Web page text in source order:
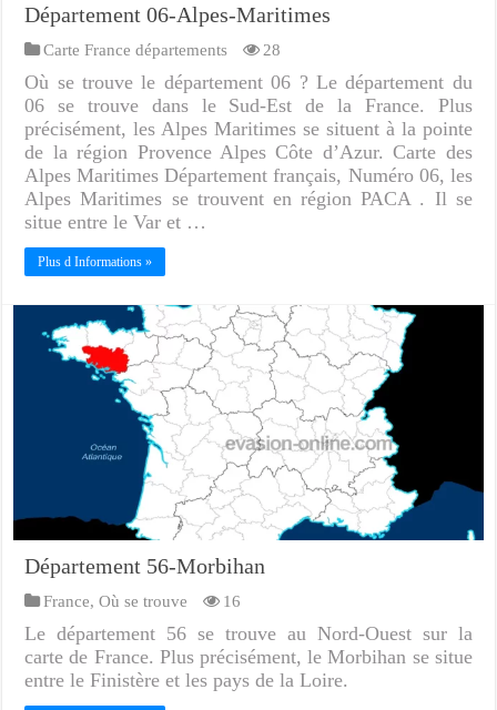
Département 06-Alpes-Maritimes
Carte France départements 28
Où se trouve le département 06 ? Le département du
06 se trouve dans le Sud-Est de la France. Plus
précisément, les Alpes Maritimes se situent à la pointe
de la région Provence Alpes Côte d’Azur. Carte des
Alpes Maritimes Département français, Numéro 06, les
Alpes Maritimes se trouvent en région PACA . Il se
situe entre le Var et …
Plus d Informations »
Département 56-Morbihan
France,Où se trouve 16
Le département 56 se trouve au Nord-Ouest sur la
carte de France. Plus précisément, le Morbihan se situe
entre le Finistère et les pays de la Loire.